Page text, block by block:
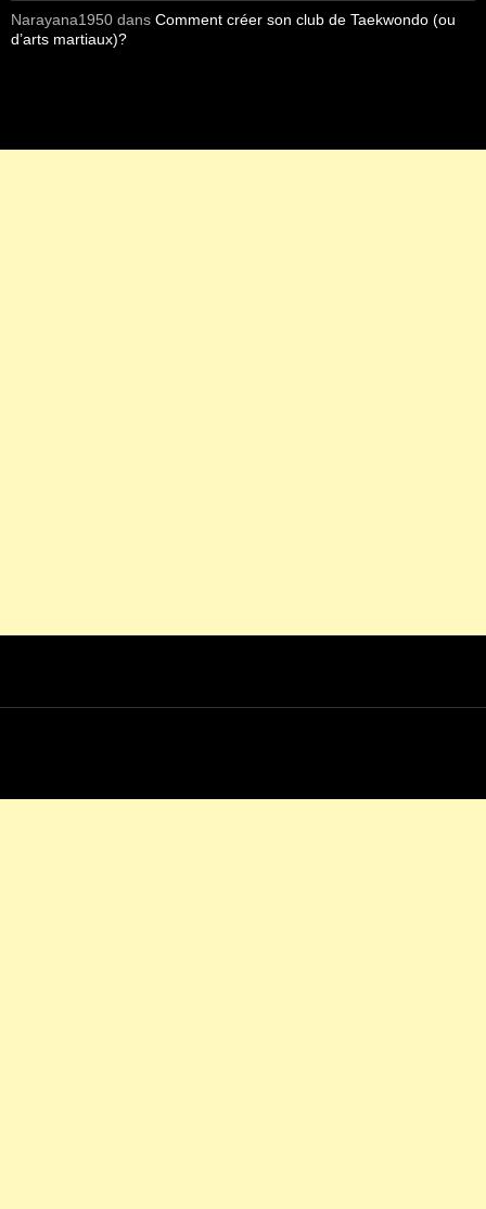
Narayana1950 dans Comment créer son club de Taekwondo (ou
d’arts martiaux)?